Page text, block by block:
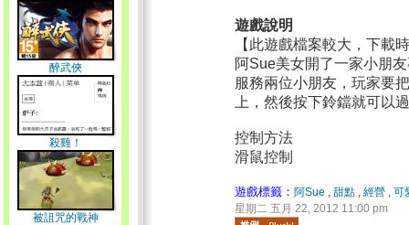
醉武俠
殺雞！
被詛咒的戰神
遊戲說明
【此遊戲檔案較大，下載
阿Sue美女開了一家小朋
服務兩位小朋友，玩家要
上，然後按下鈴鐺就可以
控制方法
滑鼠控制
遊戲標籤： 阿Sue , 甜點 , 經營 , 可
星期二 五月 22, 2012 11:00 pm